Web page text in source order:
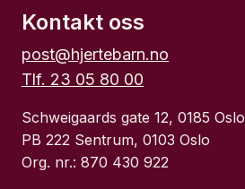
Kontakt oss
post@hjertebarn.no
Tlf. 23 05 80 00
Schweigaards gate 12, 0185 Oslo
PB 222 Sentrum, 0103 Oslo
Org. nr.: 870 430 922